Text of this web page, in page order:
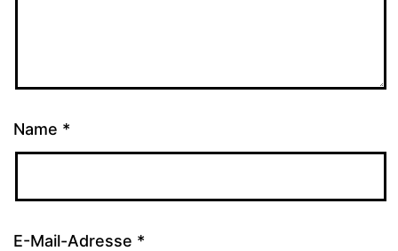
Name *
E-Mail-Adresse *